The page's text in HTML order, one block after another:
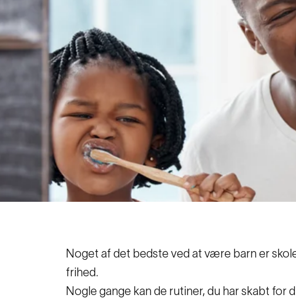
Noget af det bedste ved at være barn er
frihed.
Nogle gange kan de rutiner, du har skabt for